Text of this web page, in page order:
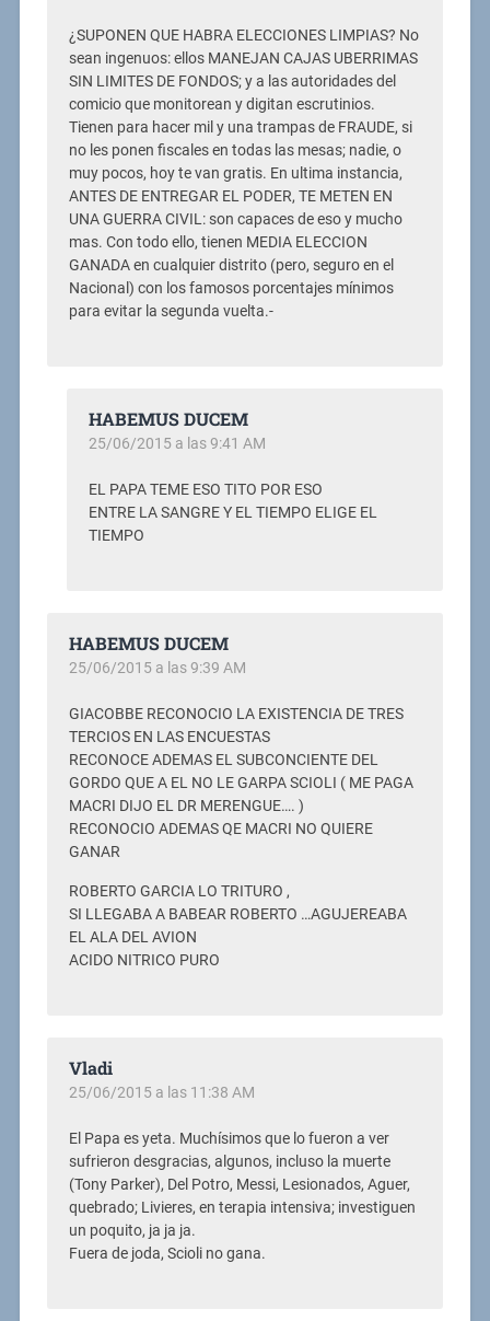
¿SUPONEN QUE HABRA ELECCIONES LIMPIAS? No
sean ingenuos: ellos MANEJAN CAJAS UBERRIMAS
SIN LIMITES DE FONDOS; y a las autoridades del
comicio que monitorean y digitan escrutinios.
Tienen para hacer mil y una trampas de FRAUDE, si
no les ponen fiscales en todas las mesas; nadie, o
muy pocos, hoy te van gratis. En ultima instancia,
ANTES DE ENTREGAR EL PODER, TE METEN EN
UNA GUERRA CIVIL: son capaces de eso y mucho
mas. Con todo ello, tienen MEDIA ELECCION
GANADA en cualquier distrito (pero, seguro en el
Nacional) con los famosos porcentajes mínimos
para evitar la segunda vuelta.-
HABEMUS DUCEM
25/06/2015 a las 9:41 AM
EL PAPA TEME ESO TITO POR ESO
ENTRE LA SANGRE Y EL TIEMPO ELIGE EL
TIEMPO
HABEMUS DUCEM
25/06/2015 a las 9:39 AM
GIACOBBE RECONOCIO LA EXISTENCIA DE TRES
TERCIOS EN LAS ENCUESTAS
RECONOCE ADEMAS EL SUBCONCIENTE DEL
GORDO QUE A EL NO LE GARPA SCIOLI ( ME PAGA
MACRI DIJO EL DR MERENGUE…. )
RECONOCIO ADEMAS QE MACRI NO QUIERE
GANAR
ROBERTO GARCIA LO TRITURO ,
SI LLEGABA A BABEAR ROBERTO …AGUJEREABA
EL ALA DEL AVION
ACIDO NITRICO PURO
Vladi
25/06/2015 a las 11:38 AM
El Papa es yeta. Muchísimos que lo fueron a ver
sufrieron desgracias, algunos, incluso la muerte
(Tony Parker), Del Potro, Messi, Lesionados, Aguer,
quebrado; Livieres, en terapia intensiva; investiguen
un poquito, ja ja ja.
Fuera de joda, Scioli no gana.